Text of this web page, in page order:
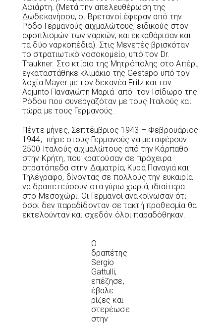
Αφιάρτη. (Μετά την απελευθέρωση της
Δωδεκανήσου, οι Βρετανοί έφεραν από την
Ρόδο Γερμανούς αιχμαλώτους, ειδικούς στον
αφοπλισμών των ναρκών, και εκκαθάρισαν και
τα δύο ναρκοπέδια). Στις Μενετές βρισκόταν
το στρατιωτικό νοσοκομείο, υπό τον Dr.
Traukner. Στο κτίριο της Μητρόπολης στο Απέρι,
εγκαταστάθηκε κλιμάκιο της Gestapo υπό τον
λοχία Mayer με τον δεκανέα Fritz και τον
Adjunto Παναγιώτη Μαριά από τον Ισίδωρο της
Ρόδου που συνεργαζόταν με τους Ιταλούς και
τώρα με τους Γερμανούς.
Πέντε μήνες, Σεπτέμβριος 1943 – Φεβρουάριος
1944, πήρε στους Γερμανούς να μεταφέρουν
2500 Ιταλούς αιχμαλώτους από την Κάρπαθο
στην Κρήτη, που κρατούσαν σε πρόχειρα
στρατόπεδα στην Δαματρία, Κυρά Παναγιά και
Τηλέγραφο, δίνοντας σε πολλούς την ευκαιρία
να δραπετεύσουν στα γύρω χωριά, ιδιαίτερα
στο Μεσοχώρι. Οι Γερμανοί ανακοίνωσαν ότι
όσοι δεν παραδίδονταν σε τακτή προθεσμία θα
εκτελούνταν και σχεδόν όλοι παραδόθηκαν.
Ο
δραπέτης
Sergio
Gattulli,
επέζησε,
έβαλε
ρίζες και
στερέωσε
στην